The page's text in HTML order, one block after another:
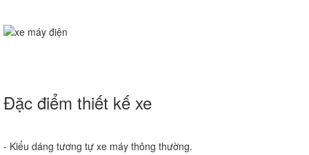
Đặc điểm thiết kế xe
- Kiểu dáng tương tự xe máy thông thường.